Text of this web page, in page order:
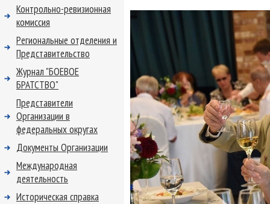
Контрольно-ревизионная
комиссия
Региональные отделения и
Представительство
Журнал "БОЕВОЕ
БРАТСТВО"
Представители
Организации в
федеральных округах
Документы Организации
Международная
деятельность
Историческая справка